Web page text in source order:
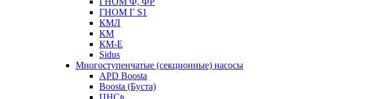
ГНОМ Г S1
КМЛ
КМ
КМ-Е
Sidus
Многоступенчатые (секционные) насосы
APD Boosta
Boosta (Буста)
ЦНСв